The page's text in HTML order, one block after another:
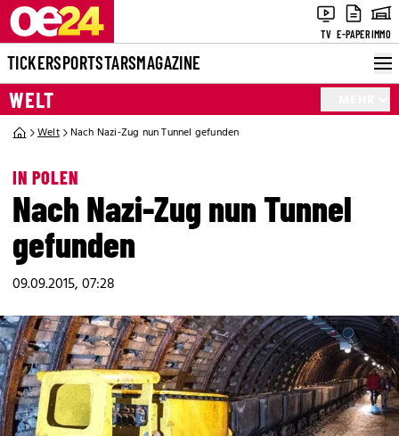
TV E-PAPERIMMO
TICKERSPORTSTARSMAGAZINE
WELT
Welt Nach Nazi-Zug nun Tunnel gefunden
IN POLEN
Nach Nazi-Zug nun Tunnel
gefunden
09.09.2015, 07:28